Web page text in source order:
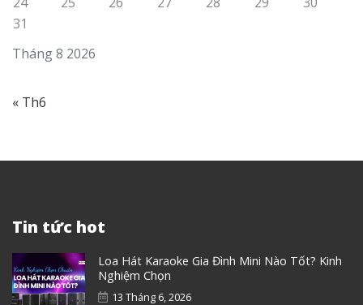
Tháng 8 2026
31
« Th6
Tin tức hot
Loa Hát Karaoke Gia Đình Mini Nào Tốt? Kinh
Nghiệm Chọn
13 Tháng 6, 2026